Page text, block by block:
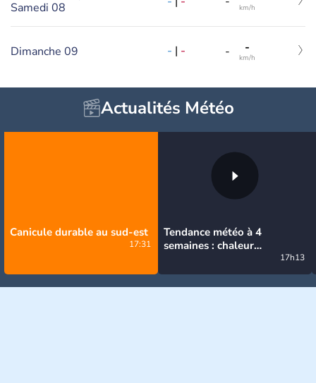
Samedi 08
km/h
Dimanche 09 - | - - -
km/h
Actualités Météo
Canicule durable au sud-est
17:31
Tendance météo à 4
semaines : chaleur
septembre
17h13